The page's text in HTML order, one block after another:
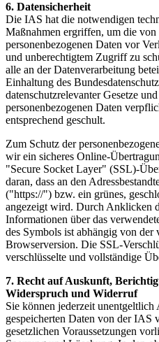
6. Datensicherheit
Die IAS hat die notwendigen
Maßnahmen ergriffen, um die
personenbezogenen Daten vor
und unberechtigtem Zugriff zu
alle an der Datenverarbeitung
Einhaltung des
datenschutzrelevanter Gesetze
personenbezogenen Daten
entsprechend geschult.
Zum Schutz der
wir ein sicheres Online-
"Secure Socket Layer" (SSL)-
daran, dass an den
("https://") bzw. ein grünes,
angezeigt wird. Durch Anklicken
Informationen über das
des Symbols ist abhängig von der
Browserversion. Die SSL-
verschlüsselte und vollständige
7. Recht auf Auskunft,
Widerspruch und Widerruf
Sie können jederzeit
gespeicherten Daten von der IAS
gesetzlichen Voraussetzungen